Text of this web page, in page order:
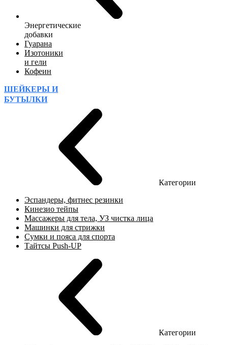
Энергетические
добавки
Гуарана
Изотоники
и гели
Кофеин
ШЕЙКЕРЫ И
БУТЫЛКИ
Категории
Эспандеры, фитнес резинки
Кинезио тейпы
Массажеры для тела, УЗ чистка лица
Машинки для стрижки
Сумки и пояса для спорта
Тайтсы Push-UP
Категории